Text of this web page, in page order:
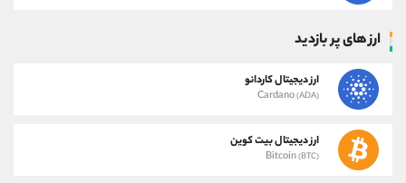
ارز های پر بازدید
ارز دیجیتال کاردانو
Cardano(ADA)
ارز دیجیتال بیت کوین
Bitcoin(BTC)